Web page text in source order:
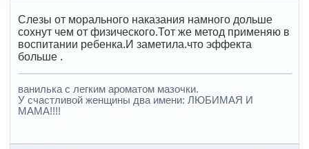
Слезы от морального наказания намного дольше
сохнут чем от физического.Тот же метод применяю в
воспитании ребенка.И заметила.что эффекта
больше .
ванилька с легким ароматом мазочки.
У счастливой женщины два имени: ЛЮБИМАЯ И
МАМА!!!!